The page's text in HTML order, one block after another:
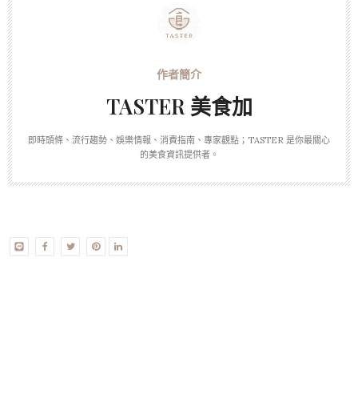
TASTER 美食加
即時頭條、流行趨勢、娛樂情報、消費指南、專家觀點；TASTER 是你最關心
的美食資訊提供者。